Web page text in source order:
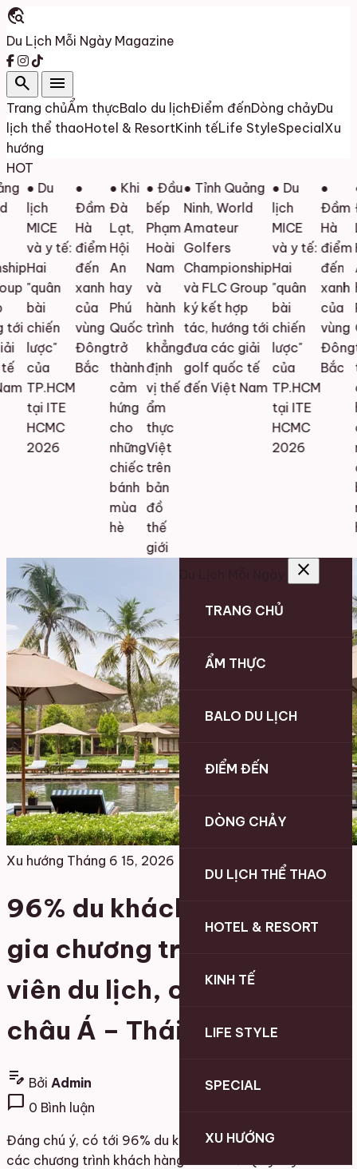
travel_explore
Du Lịch Mỗi Ngày Magazine
search menu
Trang chủẨm thựcBalo du lịchĐiểm đếnDòng chảyDu
lịch thể thaoHotel & ResortKinh tếLife StyleSpecial Xu
hướng
HOT
● Du
lịch
MICE
và y tế:
Hai
"quân
bài
chiến
lược"
của
TP.HCM
tại ITE
HCMC
2026
Đầm
Hà
điểm
đến
xanh
của
vùng
Đông
Bắc
● Khi
Đà
Lạt,
Hội
An
hay
Phú
Quốc
trở
thành
cảm
hứng
cho
những
chiếc
bánh
mùa
hè
● Đầu
bếp
Phạm
Hoài
Nam
và
hành
trình
khẳng
định
vị thế
ẩm
thực
Việt
trên
bản
đồ
thế
giới
● Tỉnh Quảng
Ninh, World
Amateur
Golfers
Championship
và FLC Group
ký kết hợp
tác, hướng tới
đưa các giải
golf quốc tế
đến Việt Nam
● Du
lịch
MICE
và y tế:
Hai
"quân
bài
chiến
lược"
của
TP.HCM
tại ITE
HCMC
2026
Đầm
Hà
điểm
đến
xanh
của
vùng
Đông
Bắc
close
TRANG CHỦ
ẨM THỰC
BALO DU LỊCH
ĐIỂM ĐẾN
DÒNG CHẢY
DU LỊCH THỂ THAO
HOTEL & RESORT
KINH TẾ
LIFE STYLE
SPECIAL
XU HƯỚNG
Xu hướng Tháng 6 15, 2026
96% du khách Việt tham
gia chương trình thành
viên du lịch, cao nhất
châu Á – Thái Bình Dương
edit_note Bởi Admin
chat_bubble 0 Bình luận
Đáng chú ý, có tới 96% du khách Việt Nam tham gia
các chương trình khách hàng thân thiết (loyalty